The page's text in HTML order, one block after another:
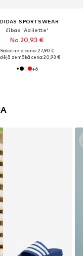
SPORTSWEAR
čības 'Adilette'
No 20,93 €
Sākotnējā cena: 27,90 €
zemākā cena:20,93 €
+6